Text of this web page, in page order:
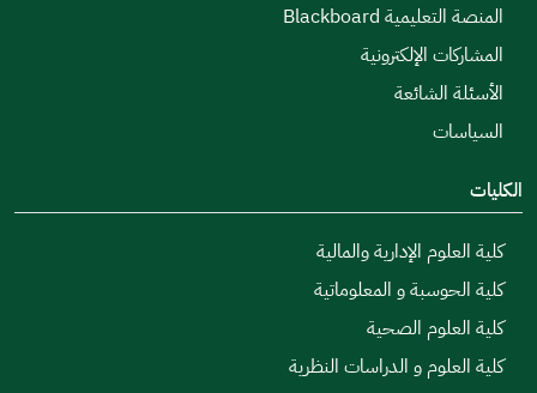
المنصة التعليمية Blackboard
المشاركات الإلكترونية
الأسئلة الشائعة
السياسات
الكليات
كلية العلوم الإدارية والمالية
كلية الحوسبة و المعلوماتية
كلية العلوم الصحية
كلية العلوم و الدراسات النظرية